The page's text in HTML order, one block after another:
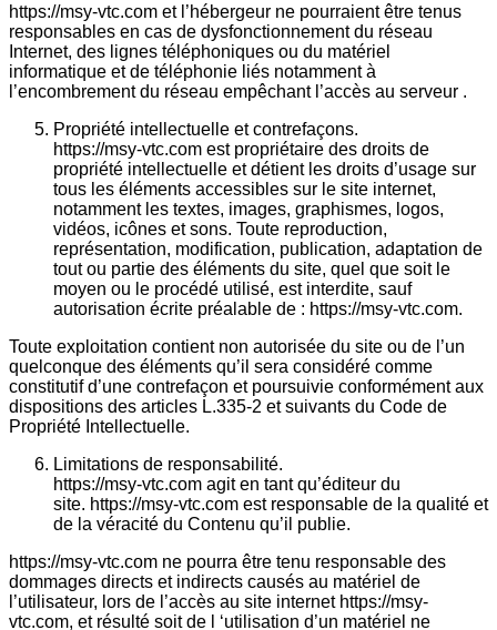
https://msy-vtc.com et l’hébergeur ne pourraient être tenus
responsables en cas de dysfonctionnement du réseau
Internet, des lignes téléphoniques ou du matériel
informatique et de téléphonie liés notamment à
l’encombrement du réseau empêchant l’accès au serveur .
Propriété intellectuelle et contrefaçons.
https://msy-vtc.com est propriétaire des droits de
propriété intellectuelle et détient les droits d’usage sur
tous les éléments accessibles sur le site internet,
notamment les textes, images, graphismes, logos,
vidéos, icônes et sons. Toute reproduction,
représentation, modification, publication, adaptation de
tout ou partie des éléments du site, quel que soit le
moyen ou le procédé utilisé, est interdite, sauf
autorisation écrite préalable de : https://msy-vtc.com.
Toute exploitation contient non autorisée du site ou de l’un
quelconque des éléments qu’il sera considéré comme
constitutif d’une contrefaçon et poursuivie conformément aux
dispositions des articles L.335-2 et suivants du Code de
Propriété Intellectuelle.
Limitations de responsabilité.
https://msy-vtc.com agit en tant qu’éditeur du
site. https://msy-vtc.com est responsable de la qualité et
de la véracité du Contenu qu’il publie.
https://msy-vtc.com ne pourra être tenu responsable des
dommages directs et indirects causés au matériel de
l’utilisateur, lors de l’accès au site internet https://msy-
vtc.com, et résulté soit de l ‘utilisation d’un matériel ne